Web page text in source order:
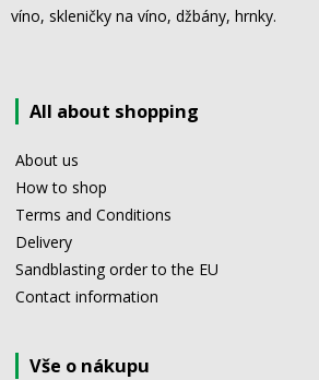
víno, skleničky na víno, džbány, hrnky.
All about shopping
About us
How to shop
Terms and Conditions
Delivery
Sandblasting order to the EU
Contact information
Vše o nákupu